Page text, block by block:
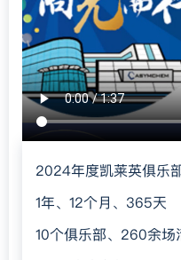
安全知识。
成功举办全员安
规程、管理重点及法
升了员工的安全知识
深入开展“显微
提出“安全微创新”整
程等进行细致排查，
2024年度凯莱英俱乐
1年、12个月、365天
10个俱乐部、260余场